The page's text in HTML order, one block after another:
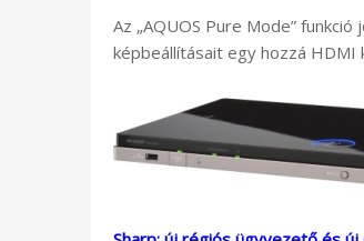
Az „AQUOS Pure Mode” funkció
képbeállításait egy hozzá HDMI